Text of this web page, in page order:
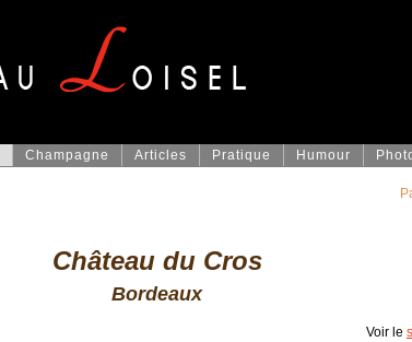
Champagne Articles Pratique Humour
Château du Cros
Bordeaux
Voir le